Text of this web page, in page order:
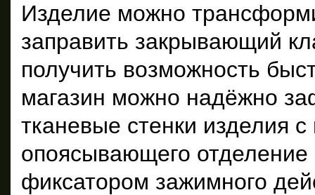
Изделие можно
заправить закрывающий
получить возможность
магазин можно надёжно
тканевые стенки изделия
опоясывающего
фиксатором зажимного